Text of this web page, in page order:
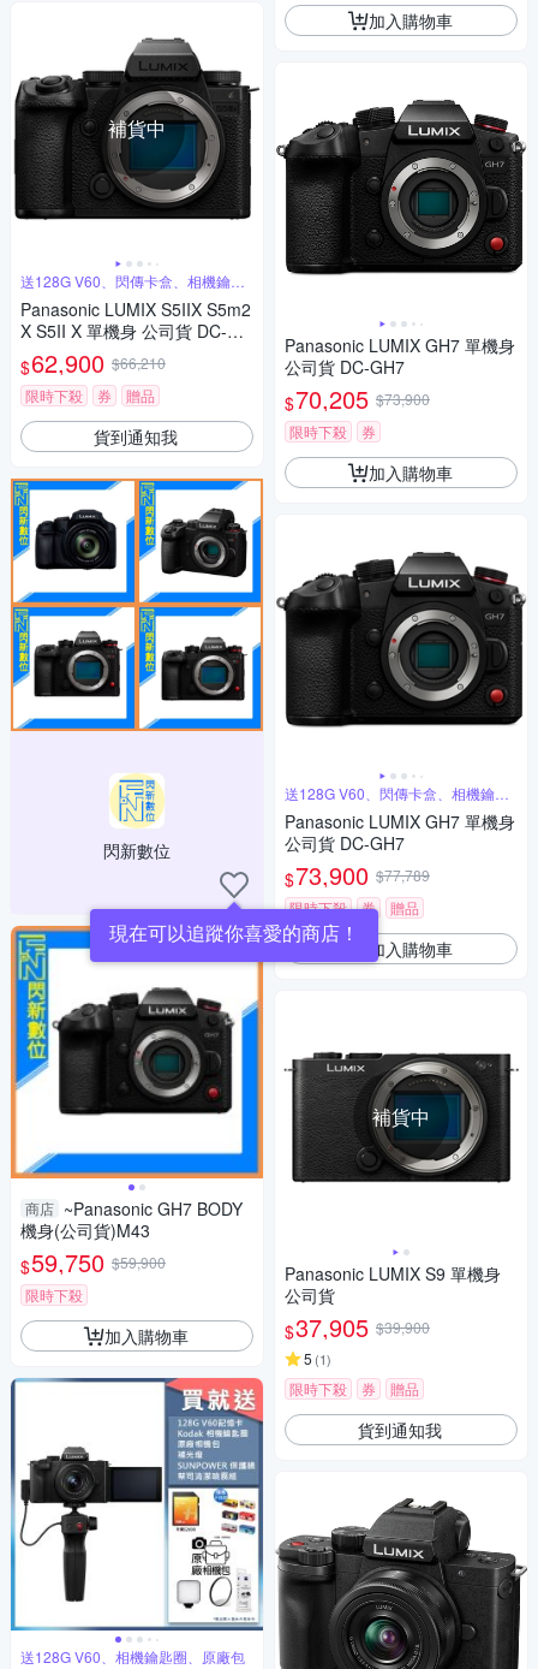
補貨中
送128G V60、閃傳卡盒、相機鑰匙
圈
Panasonic LUMIX S5IIX S5m2
X S5II X 單機身 公司貨 DC-S5
M2X
$62,900 $66,210
限時下殺
券 贈品
貨到通知我
閃新數位
現在可以追蹤你喜愛的商店！
商店 ~Panasonic GH7 BODY
機身(公司貨)M43
$59,750 $59,900
限時下殺
加入購物車
送128G V60、相機鑰匙圈、原廠包
加入購物車
Panasonic LUMIX GH7 單機身
公司貨 DC-GH7
$70,205 $73,900
限時下殺
券
加入購物車
送128G V60、閃傳卡盒、相機鑰匙
圈
Panasonic LUMIX GH7 單機身
公司貨 DC-GH7
$73,900 $77,789
限時下殺
券 贈品
加入購物車
補貨中
Panasonic LUMIX S9 單機身
公司貨
$37,905 $39,900
5 (1)
限時下殺 券 贈品
貨到通知我